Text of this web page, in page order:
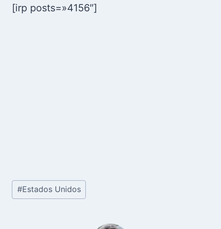
[irp posts=»4156″]
Etiquetas
de
#Estados Unidos